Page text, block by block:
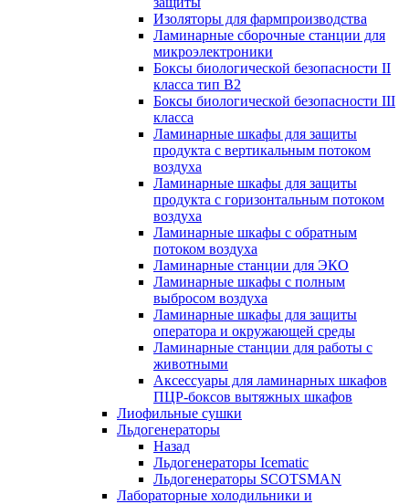
Изоляторы для фармпроизводства
Ламинарные сборочные станции для
микроэлектроники
Боксы биологической безопасности II
класса тип B2
Боксы биологической безопасности III
класса
Ламинарные шкафы для защиты
продукта с вертикальным потоком
воздуха
Ламинарные шкафы для защиты
продукта с горизонтальным потоком
воздуха
Ламинарные шкафы с обратным
потоком воздуха
Ламинарные станции для ЭКО
Ламинарные шкафы с полным
выбросом воздуха
Ламинарные шкафы для защиты
оператора и окружающей среды
Ламинарные станции для работы с
животными
Аксессуары для ламинарных шкафов
ПЦР-боксов вытяжных шкафов
Лиофильные сушки
Льдогенераторы
Назад
Льдогенераторы Icematic
Льдогенераторы SCOTSMAN
Лабораторные холодильники и